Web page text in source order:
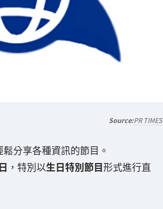
PR TIMES
鬆分享各種資訊的節目。
，特別以生日特別節目形式進行直